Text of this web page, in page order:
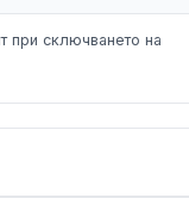
при сключването на